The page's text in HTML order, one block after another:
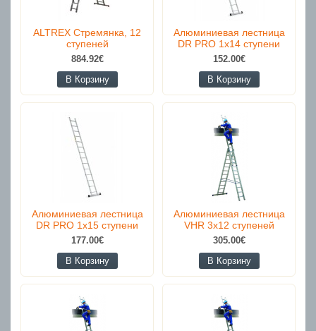
ALTREX Стремянка, 12
ступеней
884.92€
В Корзину
Алюминиевая лестница
DR PRO 1x14 ступени
152.00€
В Корзину
Алюминиевая лестница
DR PRO 1x15 ступени
177.00€
В Корзину
Алюминиевая лестница
VHR 3x12 ступеней
305.00€
В Корзину